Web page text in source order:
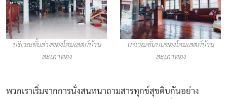
บริเวณชั้นล่างของโฮมเสตย์บ้าน
สะเภาทอง
บริเวณชั้นบนของโฮมเสตย์บ้าน
สะเภาทอง
พวกเราเริ่มจากการนั่งสนทนาถามสารทุกข์สุขดิบกันอย่าง